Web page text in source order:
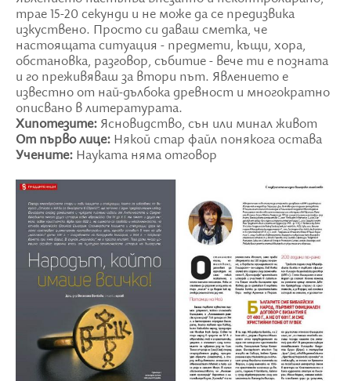
трае 15-20 секунди и не може да се предизвика
изкуствено. Просто си даваш сметка, че
настоящата ситуация - предмети, къщи, хора,
обстановка, разговор, събитие - вече ти е позната
и го преживяваш за втори път. Явлението е
известно от най-дълбока древност и многократно
описвано в литературата.
Хипотезите: Ясновидство, сън или минал живот
От първо лице: Някой стар файл понякога остава
Учените: Науката няма отговор